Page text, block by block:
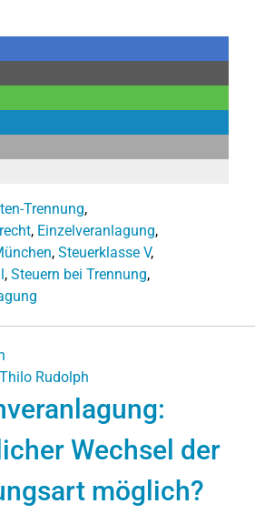
Trennung,
, Einzelveranlagung,
, Steuerklasse V,
, Steuern bei Trennung,
Thilo Rudolph
Wechsel der
möglich?